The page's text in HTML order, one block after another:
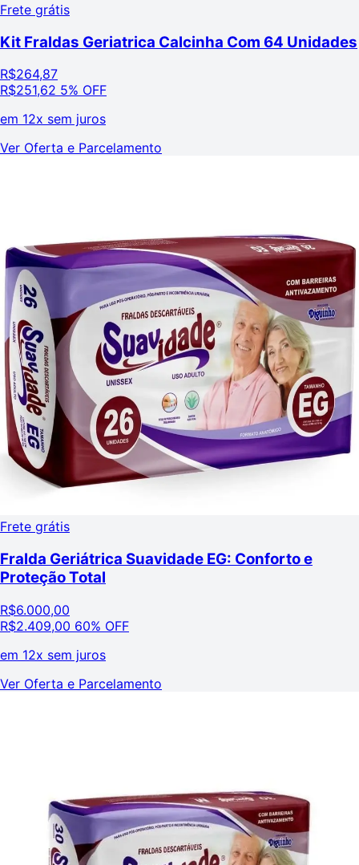
Frete grátis
Kit Fraldas Geriatrica Calcinha Com 64 Unidades
R$264,87
R$251,62 5% OFF
em 12x sem juros
Ver Oferta e Parcelamento
Frete grátis
Fralda Geriátrica Suavidade EG: Conforto e
Proteção Total
R$6.000,00
R$2.409,00 60% OFF
em 12x sem juros
Ver Oferta e Parcelamento